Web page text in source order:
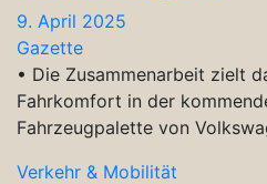
9. April 2025
Gazette
• Die Zusammenarbeit zielt
Fahrkomfort in der
Fahrzeugpalette von
Verkehr & Mobilität